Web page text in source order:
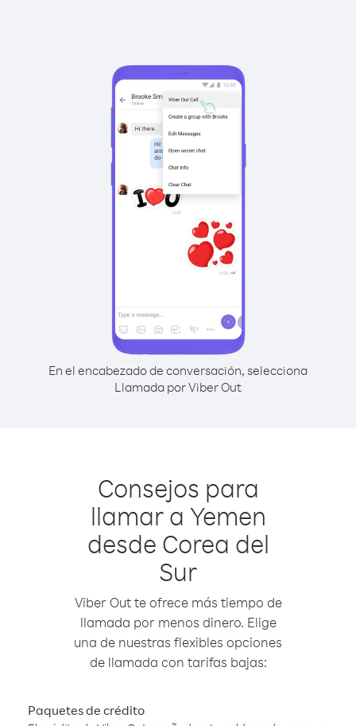
En el encabezado de conversación, selecciona
Llamada por Viber Out
Consejos para
llamar a Yemen
desde Corea del
Sur
Viber Out te ofrece más tiempo de
llamada por menos dinero. Elige
una de nuestras flexibles opciones
de llamada con tarifas bajas:
Paquetes de crédito